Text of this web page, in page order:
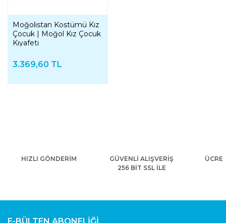
Moğolistan Kostümü Kız
Çocuk | Moğol Kız Çocuk
Kıyafeti
3.369,60 TL
HIZLI GÖNDERİM
GÜVENLİ ALIŞVERİŞ
256 BİT SSL İLE